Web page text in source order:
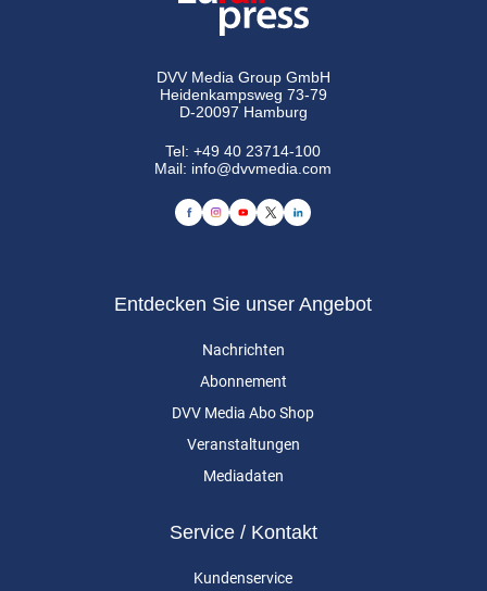
DVV Media Group GmbH
Heidenkampsweg 73-79
D-20097 Hamburg
Tel:+49 40 23714-100
Mail: info@dvvmedia.com
Entdecken Sie unser Angebot
Nachrichten
Abonnement
DVV Media Abo Shop
Veranstaltungen
Mediadaten
Service / Kontakt
Kundenservice